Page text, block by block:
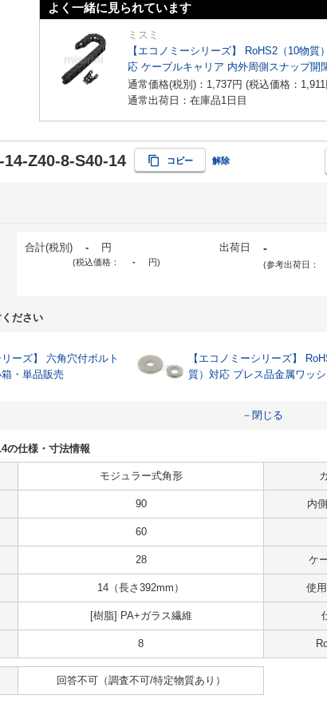
よく一緒に見られています
ミスミ
【エコノミーシリーズ】 RoHS2（10物質
応 ケーブルキャリア 内外周側スナップ開
イプ
通常価格(税別)： 1,737円 (税込価格： 1,911
通常出荷日：在庫品1日目
Z40-8-S40-14 コピー 解除
合計(税別) - 円
(税込価格： - 円)
出荷日 -
(参考出荷日：
ださい
角穴付ボルト
・単品販売
【エコノミーシリーズ】
質）対応 プレス品金属ワッシ
－閉じる
の仕様・寸法情報
モジュラー式角形
90 内
60
28 ケ
14（長さ392mm） 使
[樹脂] PA+ガラス繊維
8
回答不可（調査不可/特定物質あり）